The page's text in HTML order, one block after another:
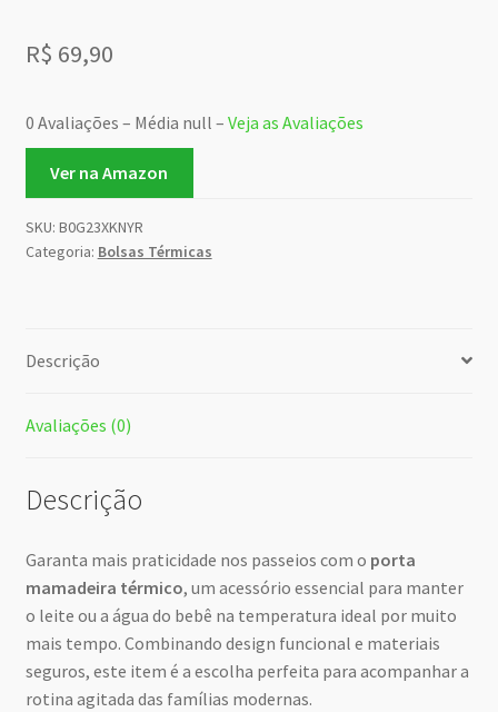
R$ 69,90
0 Avaliações – Média null – Veja as Avaliações
Ver na Amazon
SKU: B0G23XKNYR
Categoria: Bolsas Térmicas
Descrição
Avaliações (0)
Descrição
Garanta mais praticidade nos passeios com o porta
mamadeira térmico, um acessório essencial para manter
o leite ou a água do bebê na temperatura ideal por muito
mais tempo. Combinando design funcional e materiais
seguros, este item é a escolha perfeita para acompanhar a
rotina agitada das famílias modernas.